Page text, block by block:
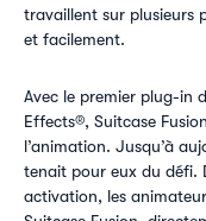
travaillent sur plusieurs
et facilement.
Avec le premier plug-in
Effects®, Suitcase
l’animation. Jusqu’à
tenait pour eux du défi.
activation, les